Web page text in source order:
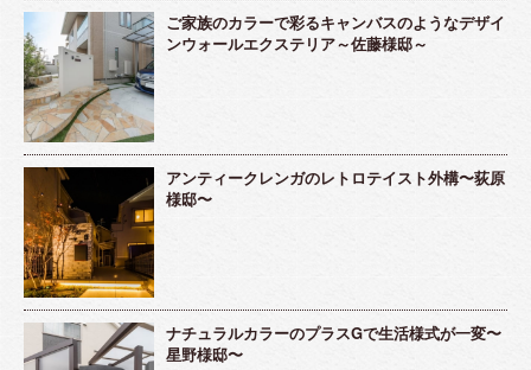
ご家族のカラーで彩るキャンバスのようなデザイ
ンウォールエクステリア～佐藤様邸～
アンティークレンガのレトロテイスト外構〜荻原
様邸〜
ナチュラルカラーのプラスGで生活様式が一変〜
星野様邸〜